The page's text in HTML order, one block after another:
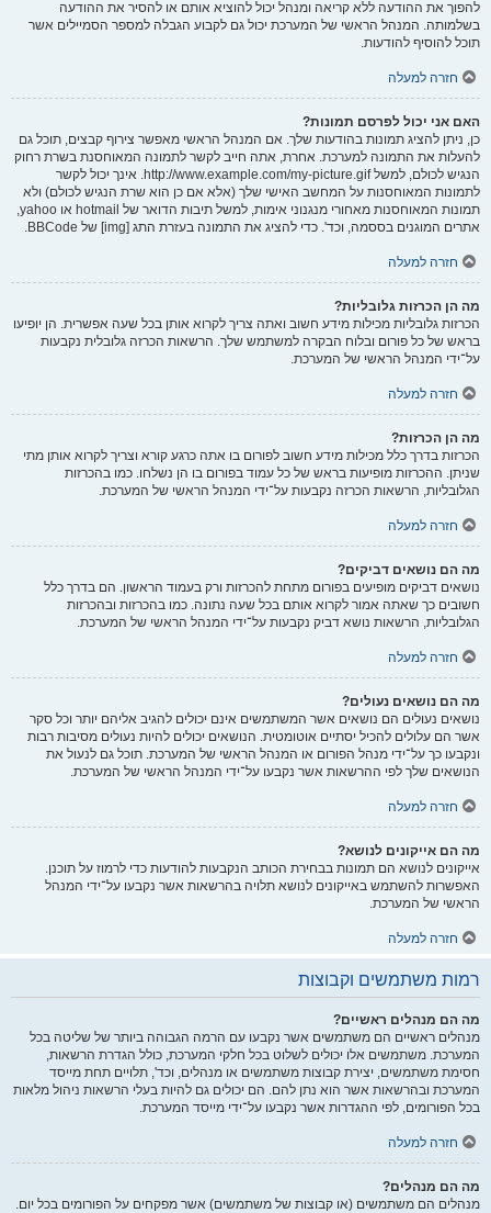
להפוך את ההודעה ללא קריאה ומנהל יכול להוציא אותם או להסיר את ההודעה
בשלמותה. המנהל הראשי של המערכת יכול גם לקבוע הגבלה למספר הסמיילים אשר
תוכל להוסיף להודעות.
חזרה למעלה
האם אני יכול לפרסם תמונות?
כן, ניתן להציג תמונות בהודעות שלך. אם המנהל הראשי מאפשר צירוף קבצים, תוכל גם
להעלות את התמונה למערכת. אחרת, אתה חייב לקשר לתמונה המאוחסנת בשרת רחוק
הנגיש לכולם, למשל http://www.example.com/my-picture.gif. אינך יכול לקשר
לתמונות המאוחסנות על המחשב האישי שלך (אלא אם כן הוא שרת הנגיש לכולם) ולא
תמונות המאוחסנות מאחורי מנגנוני אימות, למשל תיבות הדואר של hotmail או yahoo,
אתרים המוגנים בססמה, וכד'. כדי להציג את התמונה בעזרת התג [img] של BBCode.
חזרה למעלה
מה הן הכרזות גלובליות?
הכרזות גלובליות מכילות מידע חשוב ואתה צריך לקרוא אותן בכל שעה אפשרית. הן יופיעו
בראש של כל פורום ובלוח הבקרה למשתמש שלך. הרשאות הכרזה גלובלית נקבעות
על־ידי המנהל הראשי של המערכת.
חזרה למעלה
מה הן הכרזות?
הכרזות בדרך כלל מכילות מידע חשוב לפורום בו אתה כרגע קורא וצריך לקרוא אותן מתי
שניתן. ההכרזות מופיעות בראש של כל עמוד בפורום בו הן נשלחו. כמו בהכרזות
הגלובליות, הרשאות הכרזה נקבעות על־ידי המנהל הראשי של המערכת.
חזרה למעלה
מה הם נושאים דביקים?
נושאים דביקים מופיעים בפורום מתחת להכרזות ורק בעמוד הראשון. הם בדרך כלל
חשובים כך שאתה אמור לקרוא אותם בכל שעה נתונה. כמו בהכרזות ובהכרזות
הגלובליות, הרשאות נושא דביק נקבעות על־ידי המנהל הראשי של המערכת.
חזרה למעלה
מה הם נושאים נעולים?
נושאים נעולים הם נושאים אשר המשתמשים אינם יכולים להגיב אליהם יותר וכל סקר
אשר הם עלולים להכיל יסתיים אוטומטית. הנושאים יכולים להיות נעולים מסיבות רבות
ונקבעו כך על־ידי מנהל הפורום או המנהל הראשי של המערכת. תוכל גם לנעול את
הנושאים שלך לפי ההרשאות אשר נקבעו על־ידי המנהל הראשי של המערכת.
חזרה למעלה
מה הם אייקונים לנושא?
אייקונים לנושא הם תמונות בבחירת הכותב הנקבעות להודעות כדי לרמוז על תוכנן.
האפשרות להשתמש באייקונים לנושא תלויה בהרשאות אשר נקבעו על־ידי המנהל
הראשי של המערכת.
חזרה למעלה
רמות משתמשים וקבוצות
מה הם מנהלים ראשיים?
מנהלים ראשיים הם משתמשים אשר נקבעו עם הרמה הגבוהה ביותר של שליטה בכל
המערכת. משתמשים אלו יכולים לשלוט בכל חלקי המערכת, כולל הגדרת הרשאות,
חסימת משתמשים, יצירת קבוצות משתמשים או מנהלים, וכד', תלויים תחת מייסד
המערכת ובהרשאות אשר הוא נתן להם. הם יכולים גם להיות בעלי הרשאות ניהול מלאות
בכל הפורומים, לפי ההגדרות אשר נקבעו על־ידי מייסד המערכת.
חזרה למעלה
מה הם מנהלים?
מנהלים הם משתמשים (או קבוצות של משתמשים) אשר מפקחים על הפורומים בכל יום.